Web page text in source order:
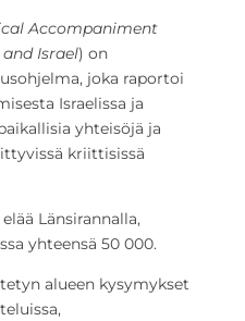
Accompaniment
Israel) on
joka raportoi
Israelissa ja
yhteisöjä ja
kriittisissä
Länsirannalla,
yhteensä 50 000.
alueen kysymykset